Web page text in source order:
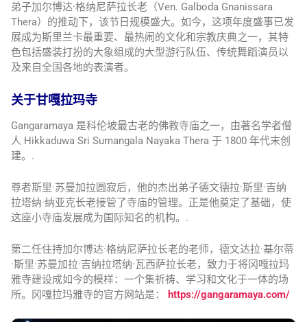
弟子加尔博达·格纳尼萨拉长老（Ven. Galboda Gnanissara
Thera）的推动下，该节日规模盛大。如今，这项年度盛事已发
展成为斯里兰卡最重要、最热闹的文化和宗教庆典之一，其特
色包括盛装打扮的大象组成的大型游行队伍、传统舞蹈演员以
及来自全国各地的表演者。
关于甘嘎拉玛寺
Gangaramaya 是科伦坡最古老的佛教寺庙之一，由著名学者僧
人 Hikkaduwa Sri Sumangala Nayaka Thera 于 1800 年代末创
建。.
尊者斯里·苏曼加拉圆寂后，他的杰出弟子德文德拉·斯里·吉纳
拉塔纳·纳亚克长老接管了寺庙的管理。正是他奠定了基础，使
这座小寺庙发展成为国际知名的机构。.
第二任住持加尔博达·格纳尼萨拉长老的老师，德文达拉·基尔蒂
·斯里·苏曼加拉·吉纳拉塔纳·瓦西萨拉长老，致力于将冈嘎拉玛
雅寺建设成如今的模样：一个集祈祷、学习和文化于一体的场
所。冈嘎拉玛雅寺的官方网站是：
https://gangaramaya.com/